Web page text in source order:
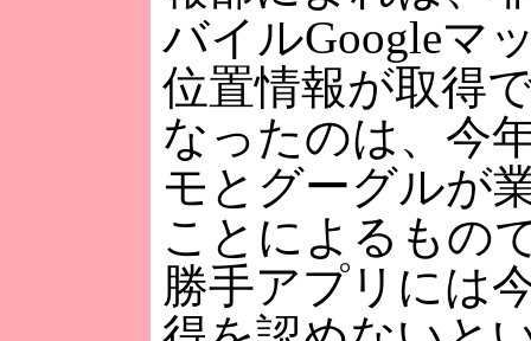
バイルGoogleマ
位置情報が取得
なったのは、今
モとグーグルが
ことによるもの
勝手アプリには